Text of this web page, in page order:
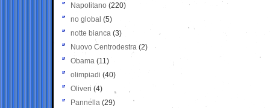
Napolitano (220)
no global (5)
notte bianca (3)
Nuovo Centrodestra (2)
Obama (11)
olimpiadi (40)
Oliveri (4)
Pannella (29)